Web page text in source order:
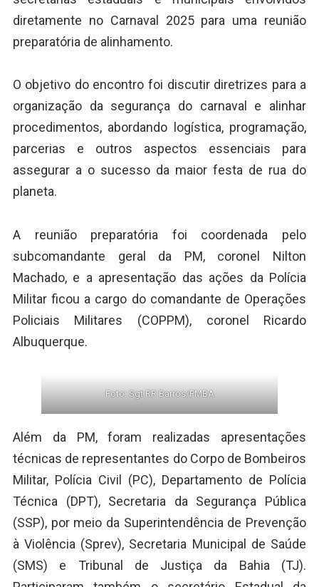
diretamente no Carnaval 2025 para uma reunião
preparatória de alinhamento.
O objetivo do encontro foi discutir diretrizes para a
organização da segurança do carnaval e alinhar
procedimentos, abordando logística, programação,
parcerias e outros aspectos essenciais para
assegurar a o sucesso da maior festa de rua do
planeta.
A reunião preparatória foi coordenada pelo
subcomandante geral da PM, coronel Nilton
Machado, e a apresentação das ações da Polícia
Militar ficou a cargo do comandante de Operações
Policiais Militares (COPPM), coronel Ricardo
Albuquerque.
Foto: Sgt RR Barros/PMBA
Além da PM, foram realizadas apresentações
técnicas de representantes do Corpo de Bombeiros
Militar, Polícia Civil (PC), Departamento de Polícia
Técnica (DPT), Secretaria da Segurança Pública
(SSP), por meio da Superintendência de Prevenção
à Violência (Sprev), Secretaria Municipal de Saúde
(SMS) e Tribunal de Justiça da Bahia (TJ).